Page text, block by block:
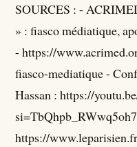
SOURCES : -
» : fiasco médiatique,
- https://
fiasco-mediatique -
Hassan : https://
https://